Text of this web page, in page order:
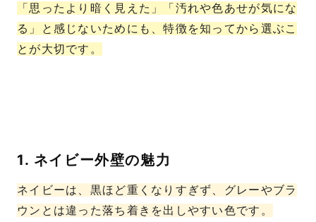
「思ったより暗く見えた」「汚れや色あせが気にな
る」と感じないためにも、特徴を知ってから選ぶこ
とが大切です。
1. ネイビー外壁の魅力
ネイビーは、黒ほど重くなりすぎず、グレーやブラ
ウンとは違った落ち着きを出しやすい色です。